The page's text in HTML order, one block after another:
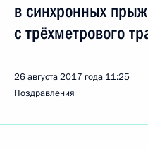
в синхронных
с трёхметрового
26 августа 2017 года 11:25
Поздравления